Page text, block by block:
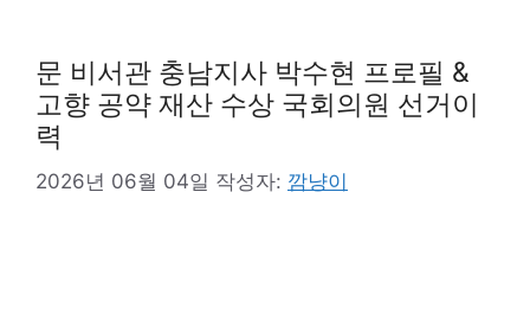
문 비서관 충남지사 박수현 프로필 &
고향 공약 재산 수상 국회의원 선거이
력
2026년 06월 04일 작성자: 깜냥이